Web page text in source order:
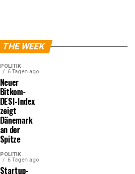
THE WEEK
POLITIK
6 Tagen ago
Neuer
Bitkom-
DESI-Index
zeigt
Dänemark
an der
Spitze
POLITIK
6 Tagen ago
Startup-